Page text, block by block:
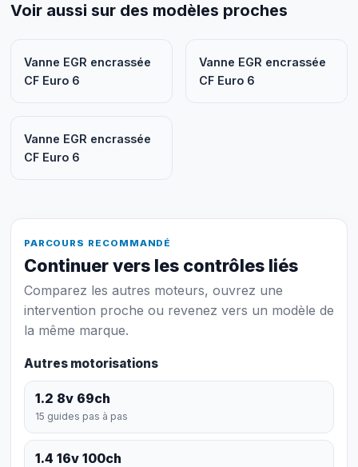
Voir aussi sur des modèles proches
Vanne EGR encrassée
CF Euro 6
Vanne EGR encrassée
CF Euro 6
Vanne EGR encrassée
CF Euro 6
PARCOURS RECOMMANDÉ
Continuer vers les contrôles liés
Comparez les autres moteurs, ouvrez une
intervention proche ou revenez vers un modèle de
la même marque.
Autres motorisations
1.2 8v 69ch
15 guides pas à pas
1.4 16v 100ch